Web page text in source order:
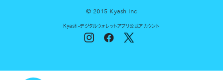
© 2015 Kyash Inc
Kyash-デジタルウォレットアプリ公式アカウント